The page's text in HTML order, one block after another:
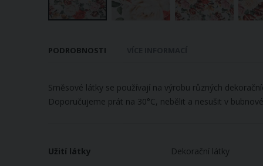
začátek
s
obrázky
PODROBNOSTI
Směsové látky se používají na výrobu různých
Doporučujeme prát na 30°C, nebělit a nesušit v
Více
Užití látky
Dekorační látky